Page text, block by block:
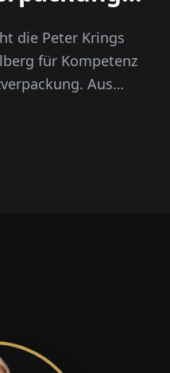
die Peter Krings
für Kompetenz
Aus